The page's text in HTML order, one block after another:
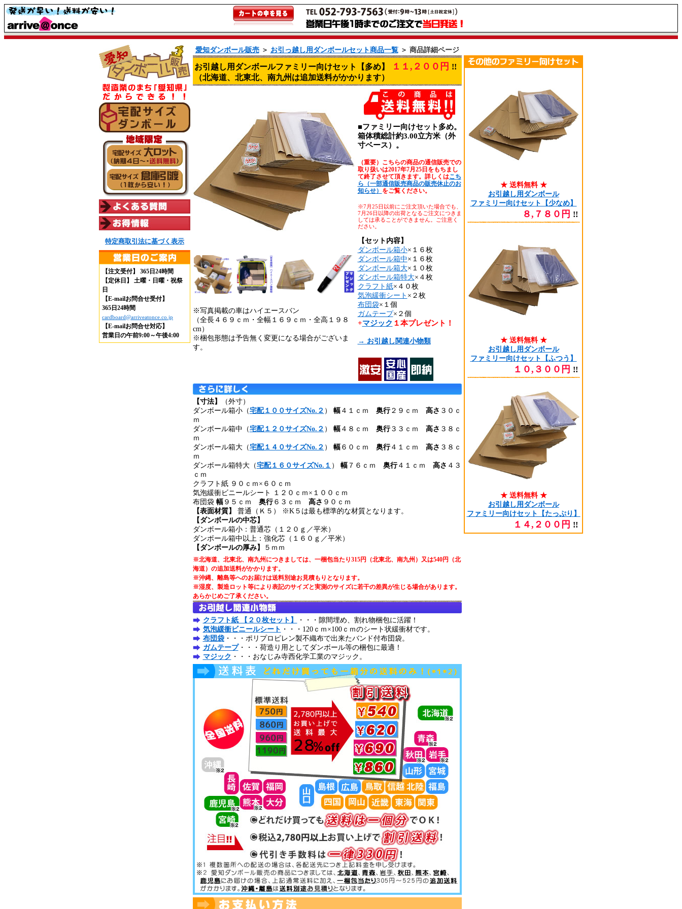
愛知ダンボール販売＞ お引っ越し用ダンボールセット商品一覧＞ 商品詳細ページ
お引越し用ダンボールファミリー向けセット【多め】 １１,２００円 !!
（北海道、北東北、南九州は追加送料がかかります）
※写真掲載の車はハイエースバン
（全長４６９ｃｍ・全幅１６９ｃｍ・全高１９８
cm）
※梱包形態は予告無く変更になる場合がございま
す。
■ファミリー向けセット多め。
箱体積総計約3.00立方米（外
寸ベース）。
（重要）こちらの商品の通信販売での
取り扱いは2017年7月25日をもちまし
て終了させて頂きます。詳しくはこち
ら（一部通信販売商品の販売休止のお
知らせ） をご覧ください。
※7月25日以前にご注文頂いた場合でも、
7月26日以降の出荷となるご注文につきま
しては承ることができません。ご注意く
ださい。
【セット内容】
ダンボール箱小×１６枚
ダンボール箱中×１６枚
ダンボール箱大×１０枚
ダンボール箱特大×４枚
クラフト紙×４０枚
気泡緩衝シート ×２枚
布団袋×１個
ガムテープ×２個
+マジック １本プレゼント！
→ お引越し関連小物類
【寸法】
（外寸）
ダンボール箱小（宅配１００サイズNo.２ ） 幅４１ｃｍ 奥行２９ｃｍ 高さ ３０ｃ
ｍ
ダンボール箱中（宅配１２０サイズNo.２ ） 幅４８ｃｍ 奥行３３ｃｍ 高さ ３８ｃ
ｍ
ダンボール箱大（宅配１４０サイズNo.２ ） 幅６０ｃｍ 奥行４１ｃｍ 高さ ３８ｃ
ｍ
ダンボール箱特大（宅配１６０サイズNo.１ ） 幅７６ｃｍ 奥行４１ｃｍ 高さ ４３
ｃｍ
クラフト紙 ９０ｃｍ× ６０ｃｍ
気泡緩衝ビニールシート
１２０ｃｍ× １００ｃｍ
布団袋 幅９５ｃｍ 奥行６３ｃｍ 高さ ９０ｃｍ
【表面材質】
普通（Ｋ５） ※K５は最も標準的な材質となります。
【ダンボールの中芯】
ダンボール箱小：普通芯（１２０ｇ／平米）
ダンボール箱中以上：強化芯（１６０ｇ／平米）
【ダンボールの厚み】
５ｍｍ
※北海道、北東北、南九州につきましては、一梱包当たり315円（北東北、南九州）又は540円（北
海道）の追加送料がかかります。
※沖縄、離島等へのお届けは送料別途お見積もりとなります。
※湿度、製造ロット等により表記のサイズと実測のサイズに若干の差異が生じる場合があります。
あらかじめご了承ください。
クラフト紙 【２０枚セット】
・・・隙間埋め、割れ物梱包に活躍！
気泡緩衝ビニールシート ・・・120ｃｍ×100ｃｍのシート状緩衝材です。
布団袋・・・ポリプロピレン製不織布で出来たバンド付布団袋。
ガムテープ・・・荷造り用としてダンボール等の梱包に最適！
マジック ・・・おなじみ寺西化学工業のマジック。
★ 送料無料 ★
お引越し用ダンボール
ファミリー向けセット【少なめ】
８,７８０円 !!
★ 送料無料 ★
お引越し用ダンボール
ファミリー向けセット【ふつう】
１０,３００円 !!
★ 送料無料 ★
お引越し用ダンボール
ファミリー向けセット【たっぷり】
１４,２００円 !!
特定商取引法に基づく表示
【注文受付】 365日24時間
【定休日】 土曜・日曜・祝祭
日
【E-mailお問合せ受付】
365日24時間
cardboard@arriveatonce.co.jp
【E-mailお問合せ対応】
営業日の午前9:00～午後4:00